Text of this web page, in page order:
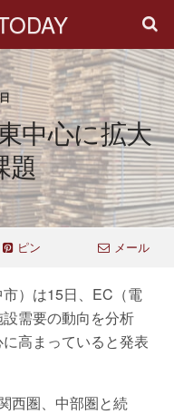
中心に拡大
題
ピン メール
）は15日、EC（電
需要の動向を分析
高まっていると発表
西圏、中部圏と続